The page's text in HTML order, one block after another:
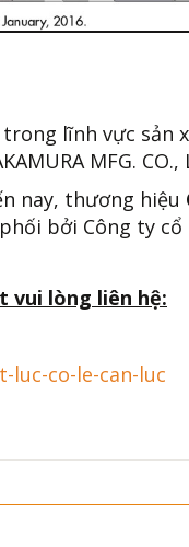
lĩnh vực sản
MFG.
nay, thương hiệu
bởi Công ty
lòng liên hệ:
luc-co-le-can-luc